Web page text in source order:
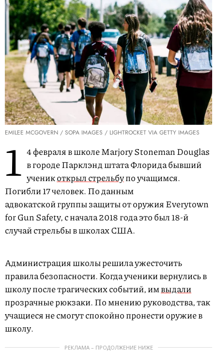
EMILEE MCGOVERN / SOPA IMAGES / LIGHTROCKET VIA GETTY IMAGES
1 4 февраля в школе Marjory Stoneman Douglas
в городе Парклэнд штата Флорида бывший
ученикоткрыл стрельбупо учащимся.
Погибли 17 человек. По данным
адвокатской группы защиты от оружия Everytown
for Gun Safety, с начала 2018 года это был 18-й
случай стрельбы в школах США.
Администрация школы решила ужесточить
правила безопасности. Когда ученики вернулись в
школу после трагических событий, имвыдали
прозрачные рюкзаки. По мнению руководства, так
учащиеся не смогут спокойно пронести оружие в
школу.
РЕКЛАМА – ПРОДОЛЖЕНИЕ НИЖЕ